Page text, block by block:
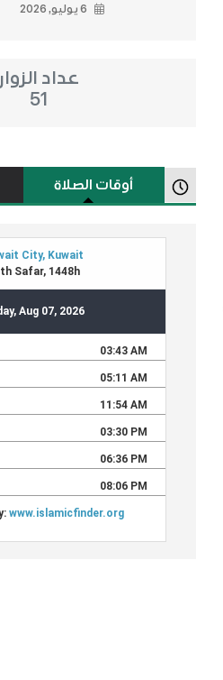
6 يوليو, 2026
عداد الزوار
51
أوقات الصلاة